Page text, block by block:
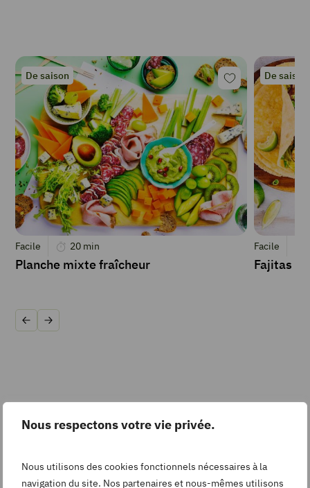
Nous respectons votre vie privée.
Nous utilisons des cookies fonctionnels nécessaires à la
navigation du site. Nos partenaires et nous-mêmes utilisons
De saison
Facile 20 min
Planche mixte fraîcheur
De saison
Facile
Fajitas
Précédent
Suivant
⚽L’astuce du coach
aux herbes ou une sauce épicée font toujours